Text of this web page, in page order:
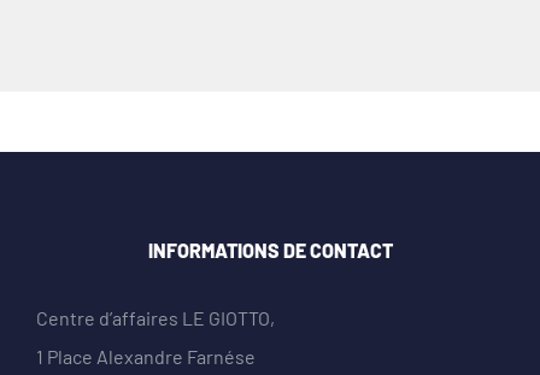
INFORMATIONS DE CONTACT
Centre d’affaires LE GIOTTO,
1 Place Alexandre Farnése